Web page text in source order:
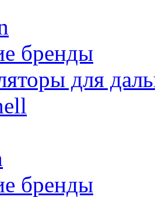
бренды
для
бренды